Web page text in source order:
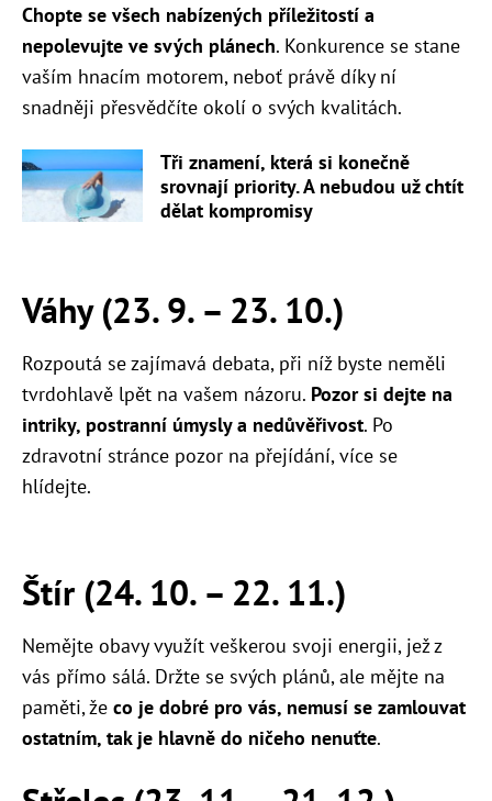
Chopte se všech nabízených příležitostí a
nepolevujte ve svých plánech. Konkurence se stane
vaším hnacím motorem, neboť právě díky ní
snadněji přesvědčíte okolí o svých kvalitách.
Tři znamení, která si konečně
srovnají priority. A nebudou už chtít
dělat kompromisy
Váhy (23. 9. – 23. 10.)
Rozpoutá se zajímavá debata, při níž byste neměli
tvrdohlavě lpět na vašem názoru. Pozor si dejte na
intriky, postranní úmysly a nedůvěřivost. Po
zdravotní stránce pozor na přejídání, více se
hlídejte.
Štír (24. 10. – 22. 11.)
Nemějte obavy využít veškerou svoji energii, jež z
vás přímo sálá. Držte se svých plánů, ale mějte na
paměti, že co je dobré pro vás, nemusí se zamlouvat
ostatním, tak je hlavně do ničeho nenuťte.